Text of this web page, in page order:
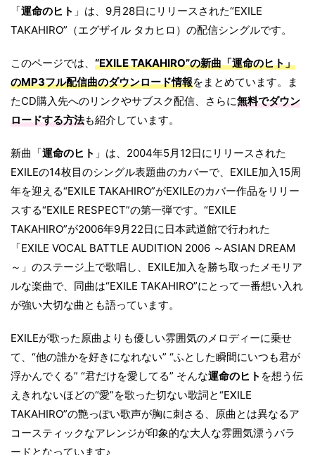
「運命のヒト 」は、9月28日にリリースされた“EXILE
TAKAHIRO”（エグザイル タカヒロ）の配信シングルです。
このページでは、 “EXILE TAKAHIRO”の新曲「運命のヒト」
のMP3フル配信曲のダウンロード情報をまとめています。ま
たCD購入先へのリンクやサブスク配信、さらに無料でダウン
ロードする方法も紹介しています。
新曲「運命のヒト 」は、2004年5月12日にリリースされた
EXILEの14枚目のシングル表題曲のカバーで、EXILE加入15周
年を迎える“EXILE TAKAHIRO”がEXILEのカバー作品をリリー
スする“EXILE RESPECT”の第一弾です。“EXILE
TAKAHIRO”が2006年9月22日に日本武道館で行われた
「EXILE VOCAL BATTLE AUDITION 2006 ～ASIAN DREAM
～」のステージ上で歌唱し、EXILE加入を勝ち取ったメモリア
ルな楽曲で、同曲は“EXILE TAKAHIRO”にとって一番想い入れ
が強い大切な曲とも語っています。
EXILEが歌った原曲よりも優しい雰囲気のメロディーに乗せ
て、“他の誰かを好きになれない” “ふとした瞬間にいつも君が
浮かんでくる” “君だけを愛してる” そんな運命のヒト を想う伝
えきれないほどの“愛”を歌った切ない歌詞と“EXILE
TAKAHIRO”の艶っぽい歌声が胸に刺さる、原曲とは異なるア
コースティックなアレンジが印象的な大人な雰囲気漂うバラ
ードとなっています♪